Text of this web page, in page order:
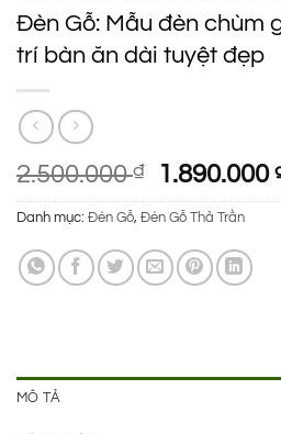
Đèn Gỗ: Mẫu đèn chùm
trí bàn ăn dài tuyệt đẹp
2.500.000₫
Giá
gốc
là:
2.500.000 ₫.
1.890.000
Danh mục: Đèn Gỗ, Đèn Gỗ Thả Trần
MÔ TẢ